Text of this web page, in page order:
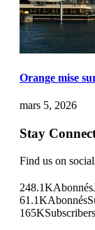
Orange mise
mars 5, 2026
Stay
Find us on
248.1KAbonnés
61.1KAbonnés
165KSubscribers